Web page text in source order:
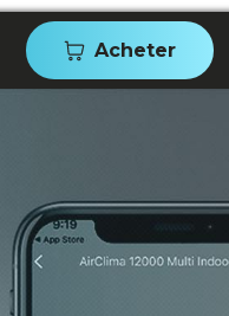
Acheter